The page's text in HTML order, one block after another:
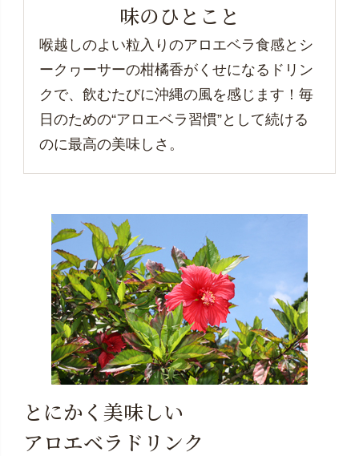
味のひとこと
喉越しのよい粒入りのアロエベラ食感とシ
ークヮーサーの柑橘香がくせになるドリン
クで、飲むたびに沖縄の風を感じます！毎
日のための“アロエベラ習慣”として続ける
のに最高の美味しさ。
とにかく美味しい
アロエベラドリンク